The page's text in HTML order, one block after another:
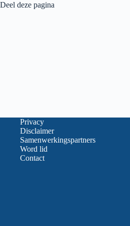
Deel deze pagina
Privacy
Disclaimer
Samenwerkingspartners
Word lid
Contact